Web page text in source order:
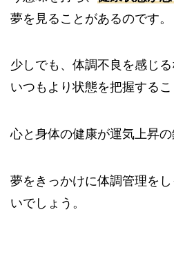
夢を見ることがあるのです。
少しでも、体調不良を感じる
いつもより状態を把握するこ
心と身体の健康が運気上昇の
夢をきっかけに体調管理を
いでしょう。